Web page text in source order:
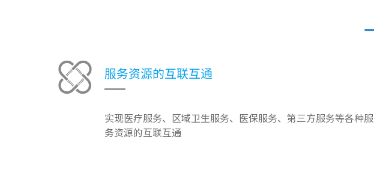
服务资源的互联互通
实现医疗服务、区域卫生服务、医保服务、第三方服务等各种服
务资源的互联互通